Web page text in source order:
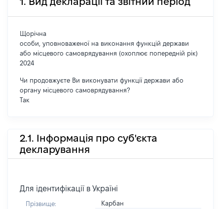
Щорічна
особи, уповноваженої на виконання функцій держави
або місцевого самоврядування (охоплює попередній рік)
2024
Чи продовжуєте Ви виконувати функції держави або
органу місцевого самоврядування?
Так
2.1. Інформація про суб'єкта
декларування
Для ідентифікації в Україні
Прізвище: Карбан